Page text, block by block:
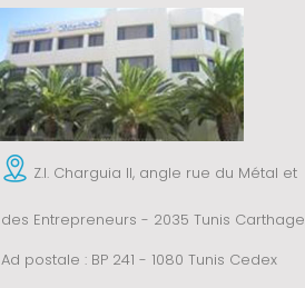
Z.I. Charguia II, angle rue du Métal et
des Entrepreneurs - 2035 Tunis Carthage
Ad postale : BP 241 - 1080 Tunis Cedex